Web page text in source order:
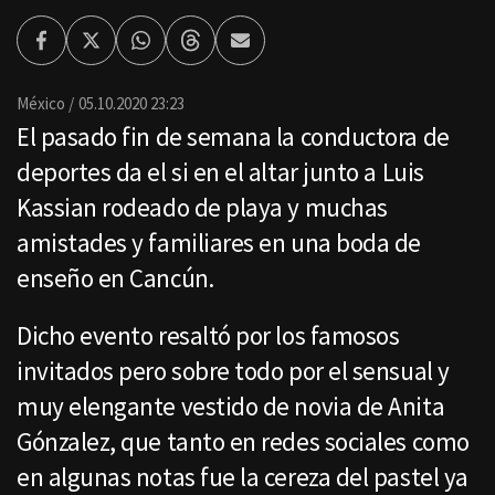
FacebookTwitterWhatsappThreadsEnviar
por
México 05.10.2020 23:23
El pasado fin de semana la conductora de
deportes da el si en el altar junto a Luis
Kassian rodeado de playa y muchas
amistades y familiares en una boda de
enseño en Cancún.
Dicho evento resaltó por los famosos
invitados pero sobre todo por el sensual y
muy elengante vestido de novia de Anita
Gónzalez, que tanto en redes sociales como
en algunas notas fue la cereza del pastel ya